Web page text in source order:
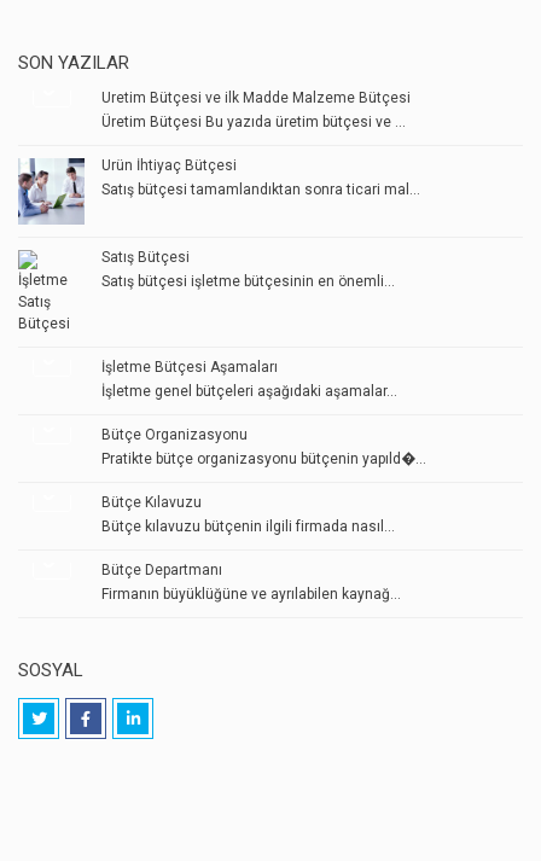
SON YAZILAR
Üretim Bütçesi ve ilk Madde Malzeme Bütçesi
Üretim Bütçesi Bu yazıda üretim bütçesi ve ...
Ürün İhtiyaç Bütçesi
Satış bütçesi tamamlandıktan sonra ticari mal...
Satış Bütçesi
Satış bütçesi işletme bütçesinin en önemli...
İşletme Bütçesi Aşamaları
İşletme genel bütçeleri aşağıdaki aşamalar...
Bütçe Organizasyonu
Pratikte bütçe organizasyonu bütçenin yapıld�...
Bütçe Kılavuzu
Bütçe kılavuzu bütçenin ilgili firmada nasıl...
Bütçe Departmanı
Firmanın büyüklüğüne ve ayrılabilen kaynağ...
SOSYAL